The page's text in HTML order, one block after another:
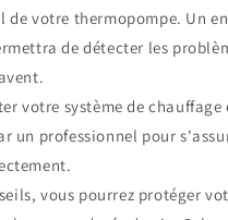
de votre thermopompe. Un
de détecter les
votre système de chauffage
un professionnel pour
vous pourrez protéger